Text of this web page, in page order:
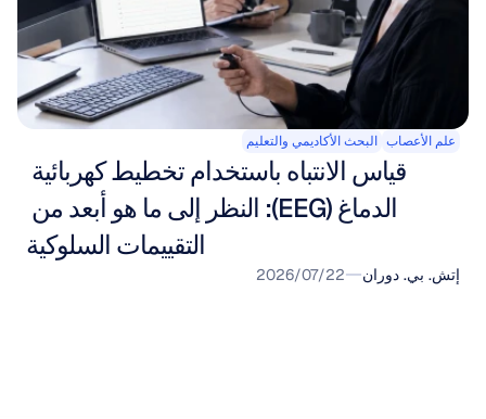
علم الأعصاب البحث الأكاديمي والتعليم
التقييمات السلوكية
إتش. بي. دوران 22‏/07‏/2026